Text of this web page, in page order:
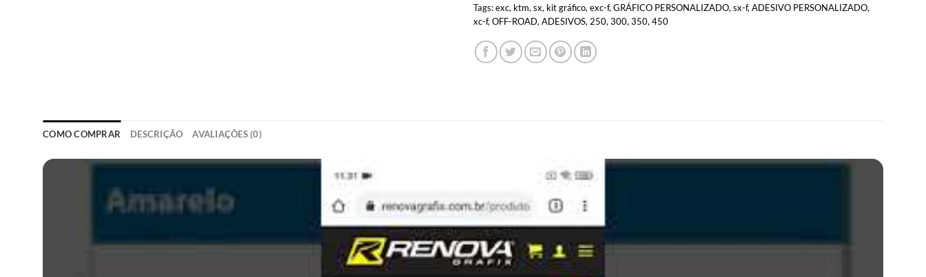
Tags:exc, ktm, sx, kit gráfico, exc-f, GRÁFICO PERSONALIZADO, sx-f, ADESIVO PERSONALIZADO,
xc-f, OFF-ROAD, ADESIVOS, 250, 300, 350, 450
COMO COMPRAR DESCRIÇÃO AVALIAÇÕES (0)